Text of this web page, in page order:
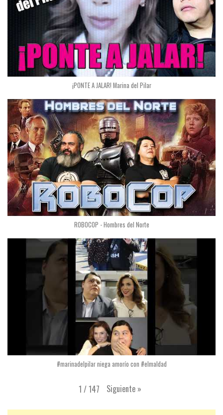
¡PONTE A JALAR! Marina del Pilar
ROBOCOP - Hombres del Norte
#marinadelpilar niega amorío con #elmaldad
1 /147 Siguiente »